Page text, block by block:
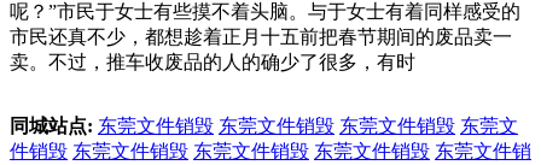
呢？”市民于女士有些摸不着头脑。与于女士有着同样感受的
市民还真不少，都想趁着正月十五前把春节期间的废品卖一
卖。不过，推车收废品的人的确少了很多，有时
同城站点: 东莞文件销毁 东莞文件销毁 东莞文件销毁 东莞文
件销毁 东莞文件销毁 东莞文件销毁 东莞文件销毁 东莞文件销